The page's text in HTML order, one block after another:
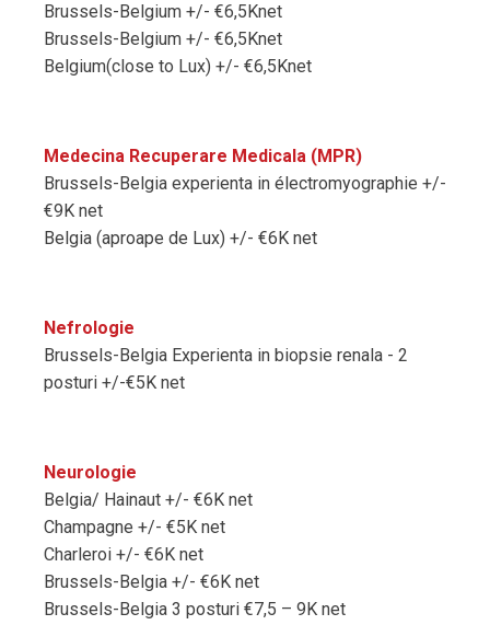
Brussels-Belgium +/- €6,5Knet
Brussels-Belgium +/- €6,5Knet
Belgium(close to Lux) +/- €6,5Knet
Medecina Recuperare Medicala (MPR)
Brussels-Belgia experienta in électromyographie +/-
€9K net
Belgia (aproape de Lux) +/- €6K net
Nefrologie
Brussels-Belgia Experienta in biopsie renala - 2
posturi +/-€5K net
Neurologie
Belgia/ Hainaut +/- €6K net
Champagne +/- €5K net
Charleroi +/- €6K net
Brussels-Belgia +/- €6K net
Brussels-Belgia 3 posturi €7,5 – 9K net